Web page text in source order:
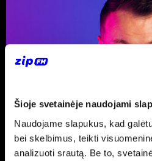
Šioje svetainėje naudojami
Naudojame slapukus, kad
bei skelbimus, teikti
analizuoti srautą. Be to,